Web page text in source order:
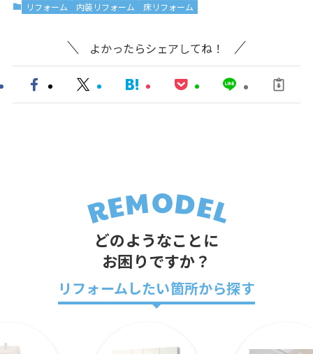
リフォーム 内装リフォーム 床リフォーム
よかったらシェアしてね！
どのようなことに
お困りですか？
リフォームしたい箇所から探す